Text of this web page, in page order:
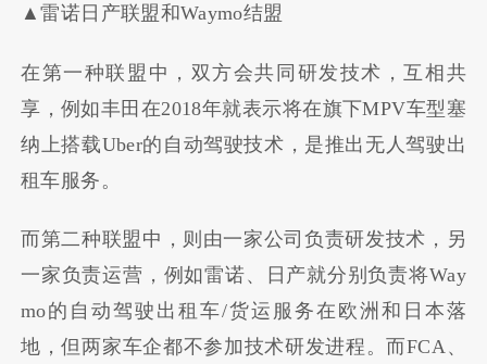
▲雷诺日产联盟和Waymo结盟
在第一种联盟中，双方会共同研发技术，互相共
享，例如丰田在2018年就表示将在旗下MPV车型塞
纳上搭载Uber的自动驾驶技术，是推出无人驾驶出
租车服务。
而第二种联盟中，则由一家公司负责研发技术，另
一家负责运营，例如雷诺、日产就分别负责将Way
mo的自动驾驶出租车/货运服务在欧洲和日本落
地，但两家车企都不参加技术研发进程。而FCA、